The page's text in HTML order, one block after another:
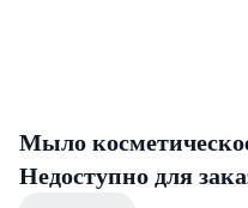
Мыло
Недоступно для